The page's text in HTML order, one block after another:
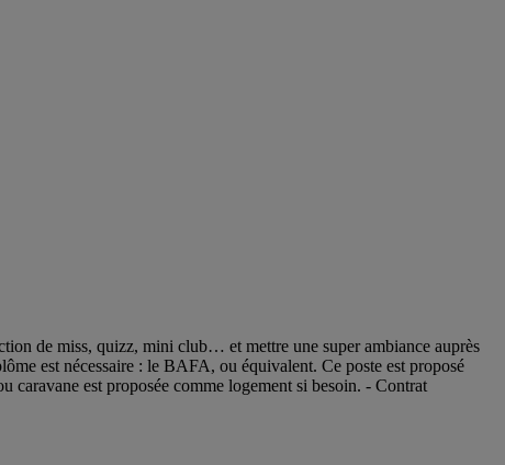
de miss, quizz, mini club… et mettre une super ambiance auprès
est nécessaire : le BAFA, ou équivalent. Ce poste est proposé
caravane est proposée comme logement si besoin. - Contrat